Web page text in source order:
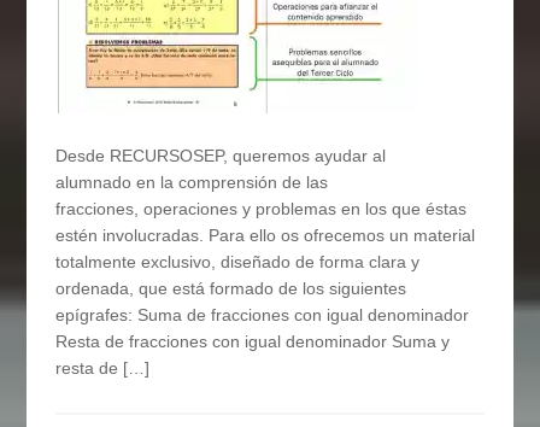
Desde RECURSOSEP, queremos ayudar al
alumnado en la comprensión de las
fracciones, operaciones y problemas en los que éstas
estén involucradas. Para ello os ofrecemos un material
totalmente exclusivo, diseñado de forma clara y
ordenada, que está formado de los siguientes
epígrafes: Suma de fracciones con igual denominador
Resta de fracciones con igual denominador Suma y
resta de […]